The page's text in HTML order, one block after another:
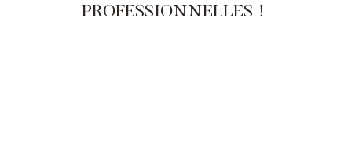
PROFESSIONNELLES！